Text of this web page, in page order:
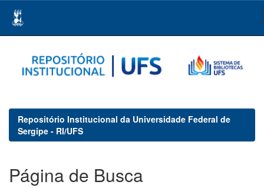
navigation
Repositório Institucional da Universidade Federal de
Sergipe - RI/UFS
Página de Busca